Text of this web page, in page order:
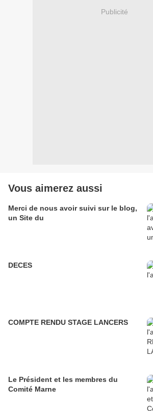
Publicité
Vous aimerez aussi
Merci de nous avoir suivi sur le blog,
un Site du
DECES
COMPTE RENDU STAGE LANCERS
Le Président et les membres du
Comité Marne